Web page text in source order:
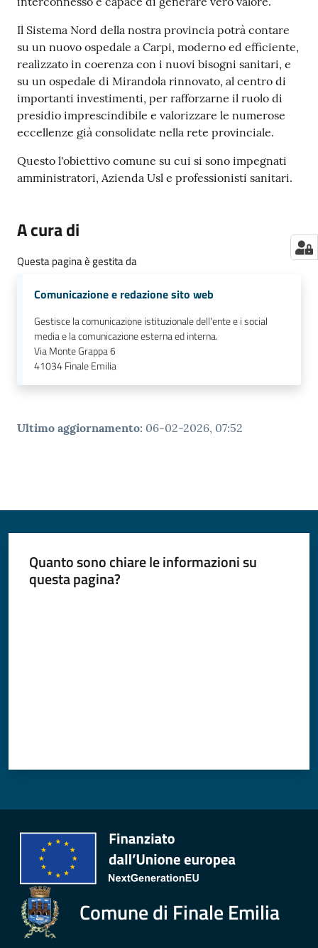
Il Sistema Nord della nostra provincia potrà contare
su un nuovo ospedale a Carpi, moderno ed efficiente,
realizzato in coerenza con i nuovi bisogni sanitari, e
su un ospedale di Mirandola rinnovato, al centro di
importanti investimenti, per rafforzarne il ruolo di
presidio imprescindibile e valorizzare le numerose
eccellenze già consolidate nella rete provinciale.
Questo l'obiettivo comune su cui si sono impegnati
amministratori, Azienda Usl e professionisti sanitari.
A cura di
Questa pagina è gestita da
Comunicazione e redazione sito web
Gestisce la comunicazione istituzionale dell'ente e i social
media e la comunicazione esterna ed interna.
Via Monte Grappa 6
41034Finale Emilia
Ultimo aggiornamento: 06-02-2026, 07:52
Quanto sono chiare le informazioni su
questa pagina?
Comune di Finale Emilia